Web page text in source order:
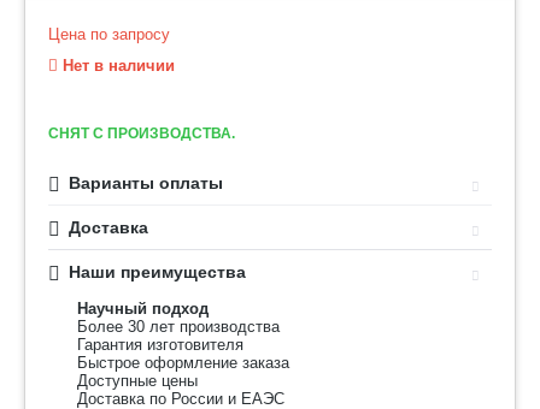
Цена по запросу
Нет в наличии
СНЯТ С ПРОИЗВОДСТВА.
Варианты оплаты
Доставка
Наши преимущества
Научный подход
Более 30 лет производства
Гарантия изготовителя
Быстрое оформление заказа
Доступные цены
Доставка по России и ЕАЭС